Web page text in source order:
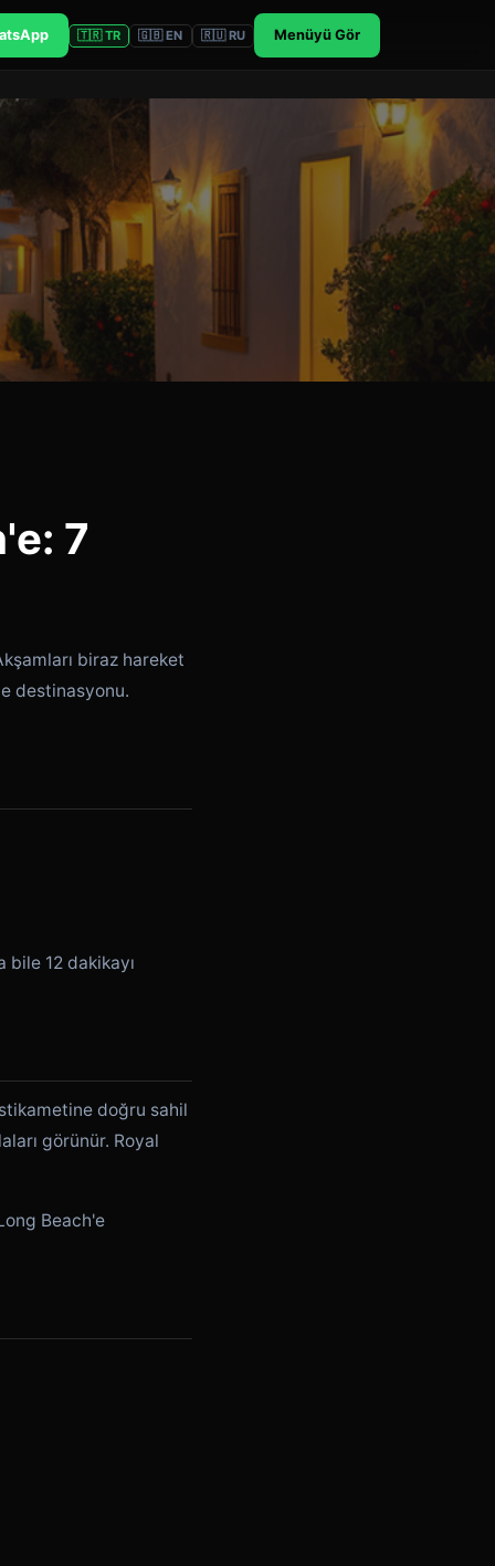
🇹🇷 TR 🇬🇧 EN 🇷🇺 RU Menüyü Gör
7
biraz hareket
destinasyonu.
12 dakikayı
doğru sahil
görünür. Royal
Beach'e